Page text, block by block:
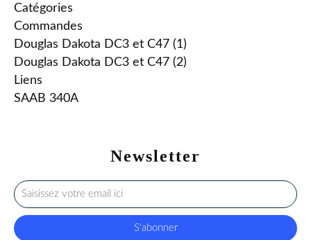
Newsletter
Catégories
Commandes
Douglas Dakota DC3 et C47 (1)
Douglas Dakota DC3 et C47 (2)
Liens
SAAB 340A